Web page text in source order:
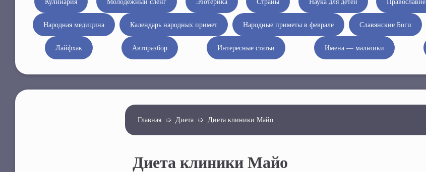
о
т
Кулинария Молодёжный сленг Эзотерика Страны Наука для детей Православие
Народная медицина Календарь народных примет Народные приметы в феврале Славянские Боги
Лайфхак Авторазбор Интересные статьи Имена — мальчики
Главная➯ Диета➯ Диета клиники Майо
Диета клиники Майо